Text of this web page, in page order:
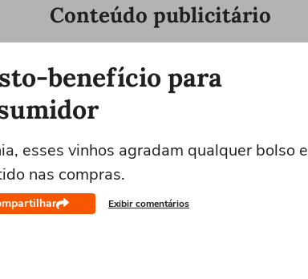
Conteúdo publicitário
benefício para
esses vinhos agradam qualquer bolso e
nas compras.
Exibir comentários